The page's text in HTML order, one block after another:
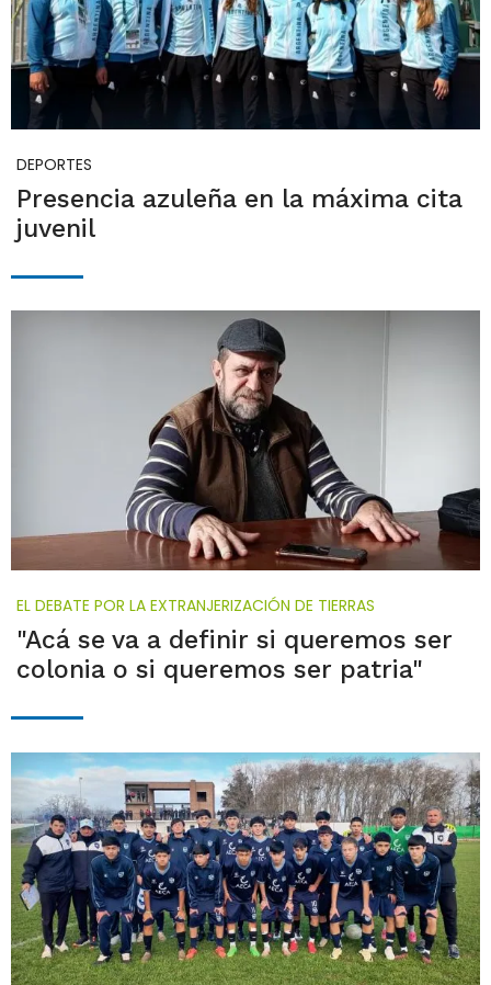
DEPORTES
Presencia azuleña en la máxima cita
juvenil
EL DEBATE POR LA EXTRANJERIZACIÓN DE TIERRAS
"Acá se va a definir si queremos ser
colonia o si queremos ser patria"